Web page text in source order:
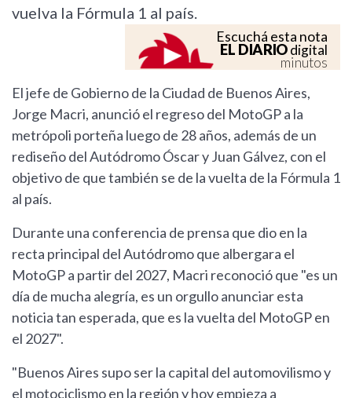
vuelva la Fórmula 1 al país.
Escuchá esta nota
EL DIARIOdigital
minutos
El jefe de Gobierno de la Ciudad de Buenos Aires,
Jorge Macri, anunció el regreso del MotoGP a la
metrópoli porteña luego de 28 años, además de un
rediseño del Autódromo Óscar y Juan Gálvez, con el
objetivo de que también se de la vuelta de la Fórmula 1
al país.
Durante una conferencia de prensa que dio en la
recta principal del Autódromo que albergara el
MotoGP a partir del 2027, Macri reconoció que "es un
día de mucha alegría, es un orgullo anunciar esta
noticia tan esperada, que es la vuelta del MotoGP en
el 2027".
"Buenos Aires supo ser la capital del automovilismo y
el motociclismo en la región y hoy empieza a